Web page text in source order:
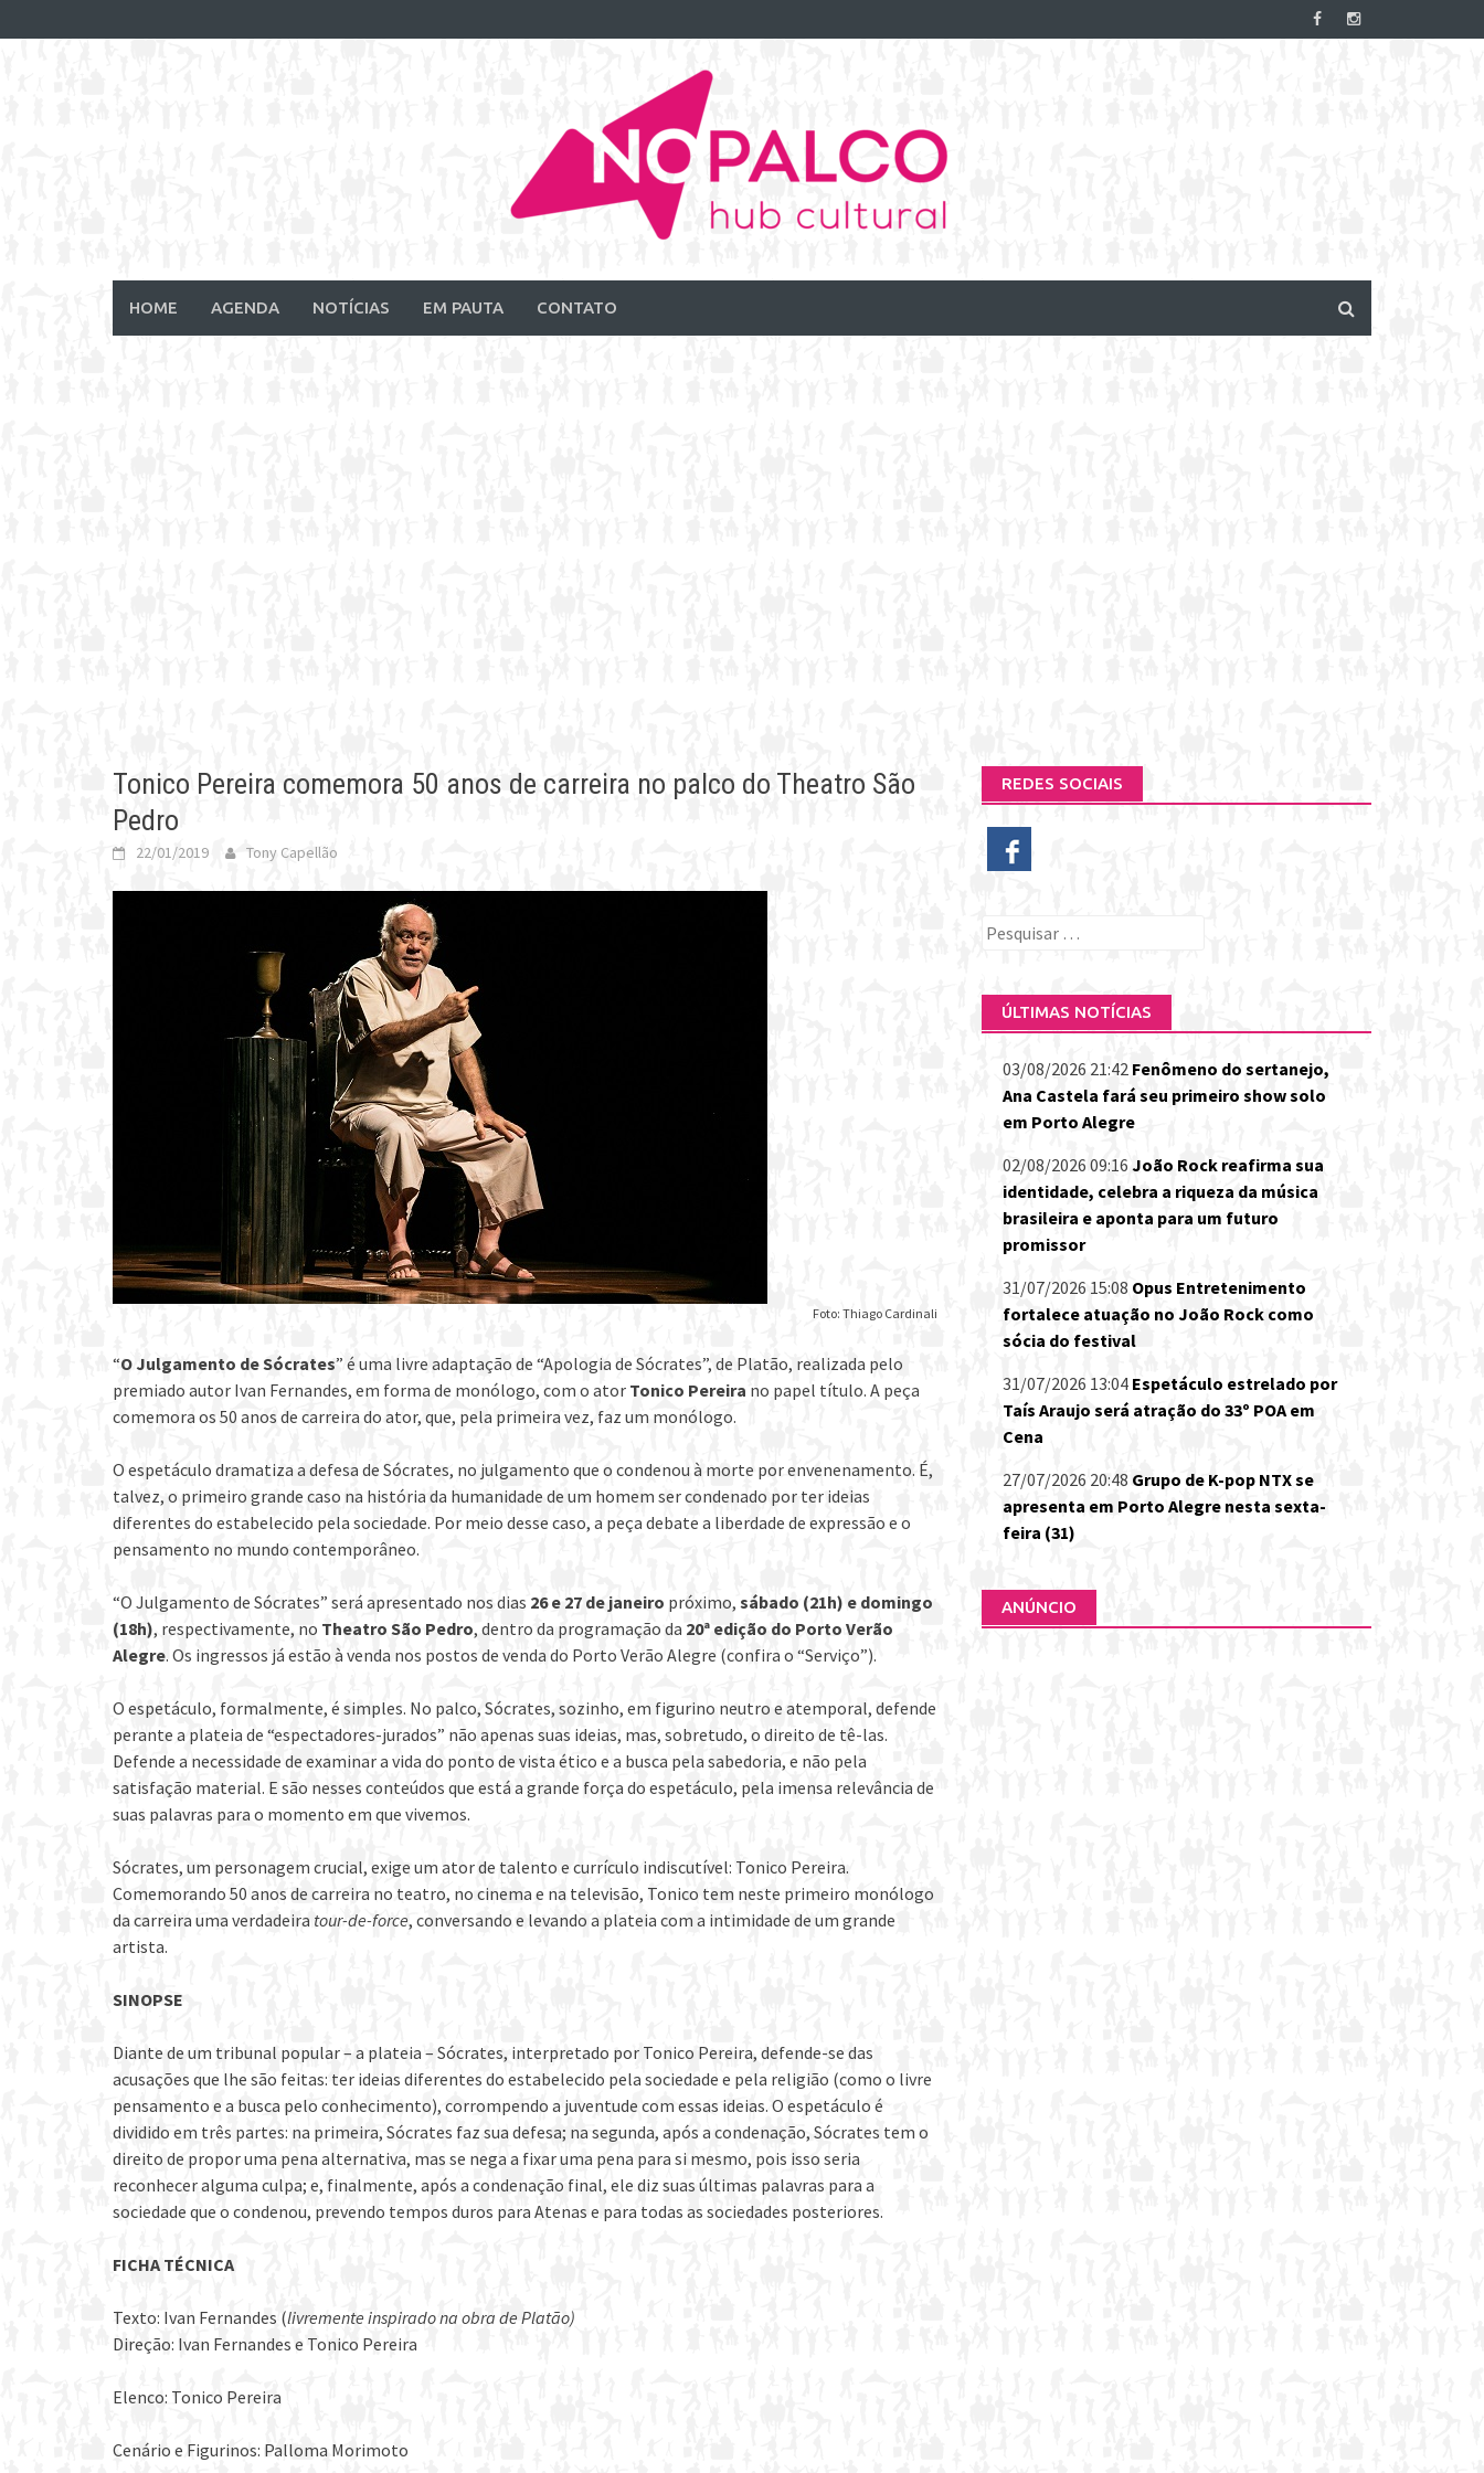
to
HOME AGENDA NOTÍCIAS EM PAUTA CONTATO
Tonico Pereira comemora 50 anos de carreira no palco do Theatro São
Pedro
22/01/2019 Tony Capellão
Foto: Thiago Cardinali
“O Julgamento de Sócrates” é uma livre adaptação de “Apologia de Sócrates”, de Platão, realizada pelo
premiado autor Ivan Fernandes, em forma de monólogo, com o ator Tonico Pereira no papel título. A peça
comemora os 50 anos de carreira do ator, que, pela primeira vez, faz um monólogo.
O espetáculo dramatiza a defesa de Sócrates, no julgamento que o condenou à morte por envenenamento. É,
talvez, o primeiro grande caso na história da humanidade de um homem ser condenado por ter ideias
diferentes do estabelecido pela sociedade. Por meio desse caso, a peça debate a liberdade de expressão e o
pensamento no mundo contemporâneo.
“O Julgamento de Sócrates” será apresentado nos dias 26 e 27 de janeiro próximo, sábado (21h) e domingo
(18h), respectivamente, no Theatro São Pedro, dentro da programação da 20ª edição do Porto Verão
Alegre. Os ingressos já estão à venda nos postos de venda do Porto Verão Alegre (confira o “Serviço”).
O espetáculo, formalmente, é simples. No palco, Sócrates, sozinho, em figurino neutro e atemporal, defende
perante a plateia de “espectadores-jurados” não apenas suas ideias, mas, sobretudo, o direito de tê-las.
Defende a necessidade de examinar a vida do ponto de vista ético e a busca pela sabedoria, e não pela
satisfação material. E são nesses conteúdos que está a grande força do espetáculo, pela imensa relevância de
suas palavras para o momento em que vivemos.
Sócrates, um personagem crucial, exige um ator de talento e currículo indiscutível: Tonico Pereira.
Comemorando 50 anos de carreira no teatro, no cinema e na televisão, Tonico tem neste primeiro monólogo
da carreira uma verdadeira tour-de-force, conversando e levando a plateia com a intimidade de um grande
artista.
SINOPSE
Diante de um tribunal popular – a plateia – Sócrates, interpretado por Tonico Pereira, defende-se das
acusações que lhe são feitas: ter ideias diferentes do estabelecido pela sociedade e pela religião (como o livre
pensamento e a busca pelo conhecimento), corrompendo a juventude com essas ideias. O espetáculo é
dividido em três partes: na primeira, Sócrates faz sua defesa; na segunda, após a condenação, Sócrates tem o
direito de propor uma pena alternativa, mas se nega a fixar uma pena para si mesmo, pois isso seria
reconhecer alguma culpa; e, finalmente, após a condenação final, ele diz suas últimas palavras para a
sociedade que o condenou, prevendo tempos duros para Atenas e para todas as sociedades posteriores.
FICHA TÉCNICA
Texto: Ivan Fernandes (livremente inspirado na obra de Platão)
Direção: Ivan Fernandes e Tonico Pereira
Elenco: Tonico Pereira
Cenário e Figurinos: Palloma Morimoto
REDES SOCIAIS
Pesquisar
ÚLTIMAS NOTÍCIAS
03/08/2026 21:42 Fenômeno do sertanejo,
Ana Castela fará seu primeiro show solo
em Porto Alegre
02/08/2026 09:16 João Rock reafirma sua
identidade, celebra a riqueza da música
brasileira e aponta para um futuro
promissor
31/07/2026 15:08 Opus Entretenimento
fortalece atuação no João Rock como
sócia do festival
31/07/2026 13:04 Espetáculo estrelado por
Taís Araujo será atração do 33º POA em
Cena
27/07/2026 20:48 Grupo de K-pop NTX se
apresenta em Porto Alegre nesta sexta-
feira (31)
ANÚNCIO